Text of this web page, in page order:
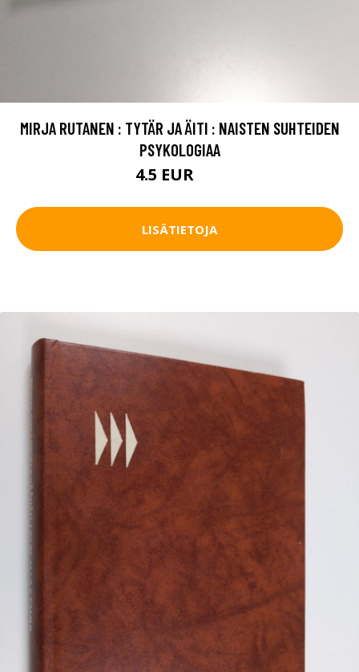
MIRJA RUTANEN : TYTÄR JA ÄITI : NAISTEN SUHTEIDEN
PSYKOLOGIAA
4.5 EUR
LISÄTIETOJA